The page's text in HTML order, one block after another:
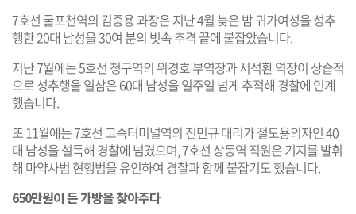
7호선 굴포천역의 김종용 과장은 지난 4월 늦은 밤 귀가여성을 성추
행한 20대 남성을 30여 분의 빗속 추격 끝에 붙잡았습니다.
지난 7월에는 5호선 청구역의 위경호 부역장과 서석환 역장이 상습적
으로 성추행을 일삼은 60대 남성을 일주일 넘게 추적해 경찰에 인계
했습니다.
또 11월에는 7호선 고속터미널역의 진민규 대리가 절도용의자인 40
대 남성을 설득해 경찰에 넘겼으며, 7호선 상동역 직원은 기지를 발휘
해 마약사범 현행범을 유인하여 경찰과 함께 붙잡기도 했습니다.
650만원이 든 가방을 찾아주다